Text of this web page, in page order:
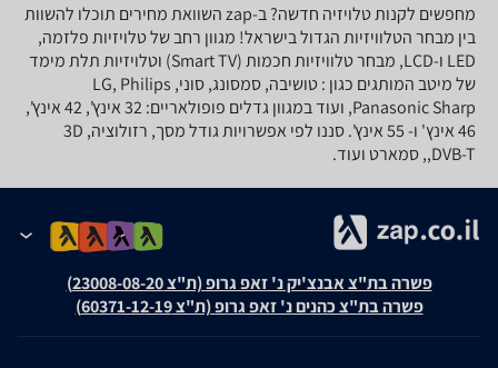
מחפשים לקנות טלויזיה חדשה? ב-zap השוואת מחירים תוכלו להשוות
בין מבחר הטלוויזיות הגדול בישראל! מגוון רחב של טלויזיות פלזמה,
LED ו-LCD, מבחר טלוויזיות חכמות (Smart TV) וטלויזיות תלת מימד
של מיטב המותגים כגון : טושיבה, סמסונג, סוני, LG, Philips
,Panasonic Sharp ועוד במגוון גדלים פופולאריים: 32 אינץ', 42 אינץ',
46 אינץ' ו- 55 אינץ'. סננו לפי אפשרויות גודל מסך, רזולוציה, 3D
,DVB-T, סמארט ועוד.
פשרה בת"צ אבנצ'יק נ' זאפ גרופ (ת"צ 23008-08-20)
פשרה בת"צ כהנים נ' זאפ גרופ (ת"צ 60371-12-19)